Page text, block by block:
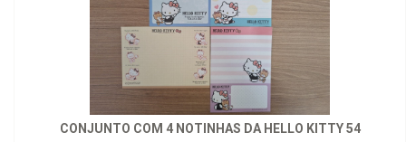
CONJUNTO COM 4 NOTINHAS DA HELLO KITTY 54